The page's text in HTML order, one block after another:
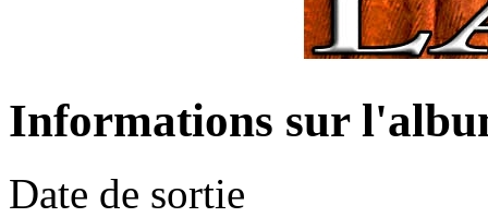
Informations sur
Date de sortie